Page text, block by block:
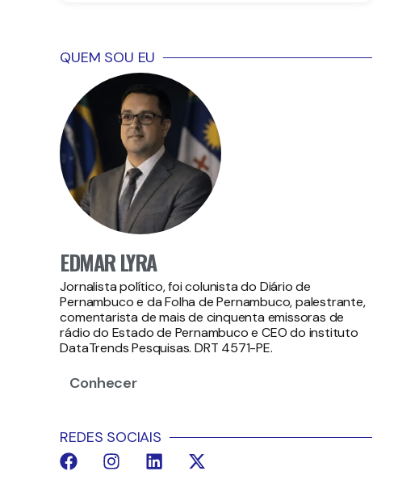
QUEM SOU EU
EDMAR LYRA
Jornalista político, foi colunista do Diário de
Pernambuco e da Folha de Pernambuco, palestrante,
comentarista de mais de cinquenta emissoras de
rádio do Estado de Pernambuco e CEO do instituto
DataTrends Pesquisas. DRT 4571-PE.
Conhecer
REDES SOCIAIS